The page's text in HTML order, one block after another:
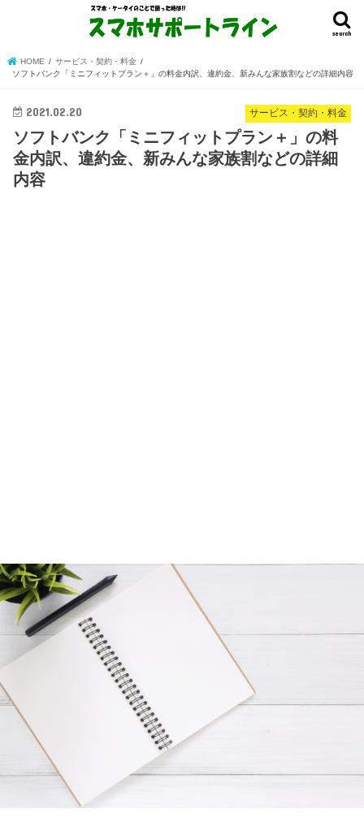
search
HOME
サービス・契約・料金
ソフトバンク「ミニフィットプラン＋」の料金内訳、違約金、新みんな家族割などの詳細内容
サービス・契約・料金
2021.02.20
ソフトバンク「ミニフィットプラン＋」の料
金内訳、違約金、新みんな家族割などの詳細
内容